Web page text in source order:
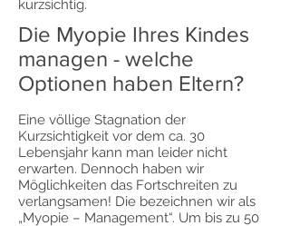
kurzsichtig.
Die Myopie Ihres Kindes
managen - welche
Optionen haben Eltern?
Eine völlige Stagnation der
Kurzsichtigkeit vor dem ca. 30
Lebensjahr kann man leider nicht
erwarten. Dennoch haben wir
Möglichkeiten das Fortschreiten zu
verlangsamen! Die bezeichnen wir als
„Myopie – Management“. Um bis zu 50